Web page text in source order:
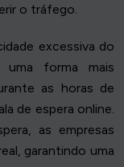
o tráfego.
excessiva do
uma forma mais
as horas de
de espera online.
as empresas
garantindo uma